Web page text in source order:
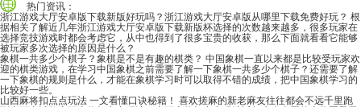
热门资讯：
浙江游戏大厅安卓版下载新版好玩吗？浙江游戏大厅安卓版从哪里下载免费好玩？ 根
据相关了解近几年浙江游戏大厅安卓版下载新版杯选择的次数越来越多，很多玩家在
选择竞技游戏时都会考虑它，从中也得到了很多宝贵的收获，那么下面就看看它能够
被玩家多次选择的原因是什么？
象棋一共多少个棋子？象棋是不是有趣的棋类？ 中国象棋一直以来都是比较受玩家欢
迎的棋类游戏，在学习中国象棋之前需要了解一下象棋一共多少个棋子？还需要了解
一下象棋的规则是什么，才能在象棋学习时可以取得不错的成绩，把中国象棋学习的
比较好一些。
山西麻将扣点点玩法 一文看懂口诀秘籍！ 喜欢搓麻的新老麻友往往都会不远千里跑